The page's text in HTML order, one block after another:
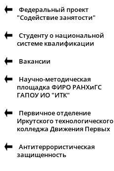
Федеральный проект
"Содействие занятости"
Студенту о национальной
системе квалификации
Вакансии
Научно-методическая
площадка ФИРО РАНХиГС
ГАПОУ ИО "ИТК"
Первичное отделение
Иркутского технологического
колледжа Движения Первых
Антитеррористическая
защищенность